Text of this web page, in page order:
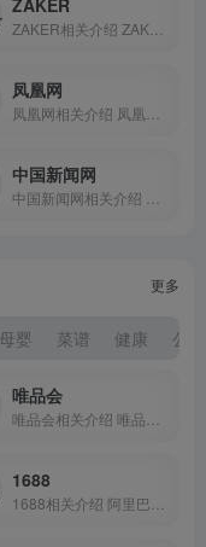
凤凰网
中国新闻网
母婴 菜谱 健康 公益
更多
唯品会
1688